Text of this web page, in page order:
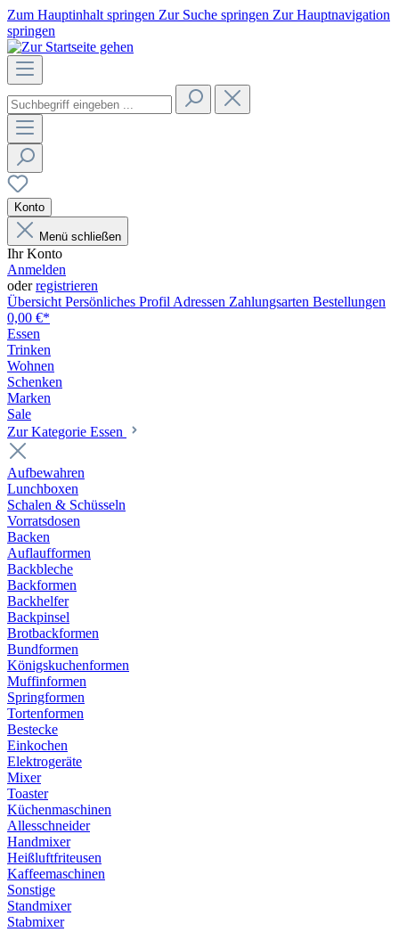
Zum Hauptinhalt springen Zur Suche springen Zur Hauptnavigation
springen
Konto
Menü schließen
Ihr Konto
Anmelden
oderregistrieren
Übersicht Persönliches Profil Adressen Zahlungsarten Bestellungen
0,00 €*
Essen
Trinken
Wohnen
Schenken
Marken
Sale
Zur Kategorie Essen
Aufbewahren
Lunchboxen
Schalen & Schüsseln
Vorratsdosen
Backen
Auflaufformen
Backbleche
Backformen
Backhelfer
Backpinsel
Brotbackformen
Bundformen
Königskuchenformen
Muffinformen
Springformen
Tortenformen
Bestecke
Einkochen
Elektrogeräte
Mixer
Toaster
Küchenmaschinen
Allesschneider
Handmixer
Heißluftfriteusen
Kaffeemaschinen
Sonstige
Standmixer
Stabmixer